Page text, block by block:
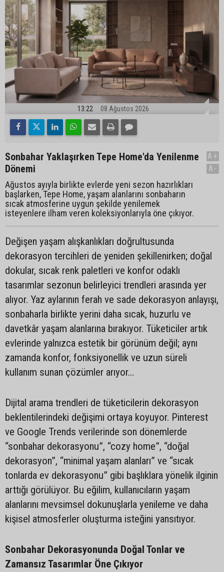
13:22 08 Ağustos 2026
Sonbahar Yaklaşırken Tepe Home'da Yenilenme
Dönemi
Ağustos ayıyla birlikte evlerde yeni sezon hazırlıkları
başlarken, Tepe Home, yaşam alanlarını sonbaharın
sıcak atmosferine uygun şekilde yenilemek
isteyenlere ilham veren koleksiyonlarıyla öne çıkıyor.
A+
A-
Değişen yaşam alışkanlıkları doğrultusunda
dekorasyon tercihleri de yeniden şekillenirken; doğal
dokular, sıcak renk paletleri ve konfor odaklı
tasarımlar sezonun belirleyici trendleri arasında yer
alıyor. Yaz aylarının ferah ve sade dekorasyon anlayışı,
sonbaharla birlikte yerini daha sıcak, huzurlu ve
davetkâr yaşam alanlarına bırakıyor. Tüketiciler artık
evlerinde yalnızca estetik bir görünüm değil; aynı
zamanda konfor, fonksiyonellik ve uzun süreli
kullanım sunan çözümler arıyor…
Dijital arama trendleri de tüketicilerin dekorasyon
beklentilerindeki değişimi ortaya koyuyor. Pinterest
ve Google Trends verilerinde son dönemlerde
“sonbahar dekorasyonu”, “cozy home”, “doğal
dekorasyon”, “minimal yaşam alanları” ve “sıcak
tonlarda ev dekorasyonu” gibi başlıklara yönelik ilginin
arttığı görülüyor. Bu eğilim, kullanıcıların yaşam
alanlarını mevsimsel dokunuşlarla yenileme ve daha
kişisel atmosferler oluşturma isteğini yansıtıyor.
Sonbahar Dekorasyonunda Doğal Tonlar ve
Zamansız Tasarımlar Öne Çıkıyor